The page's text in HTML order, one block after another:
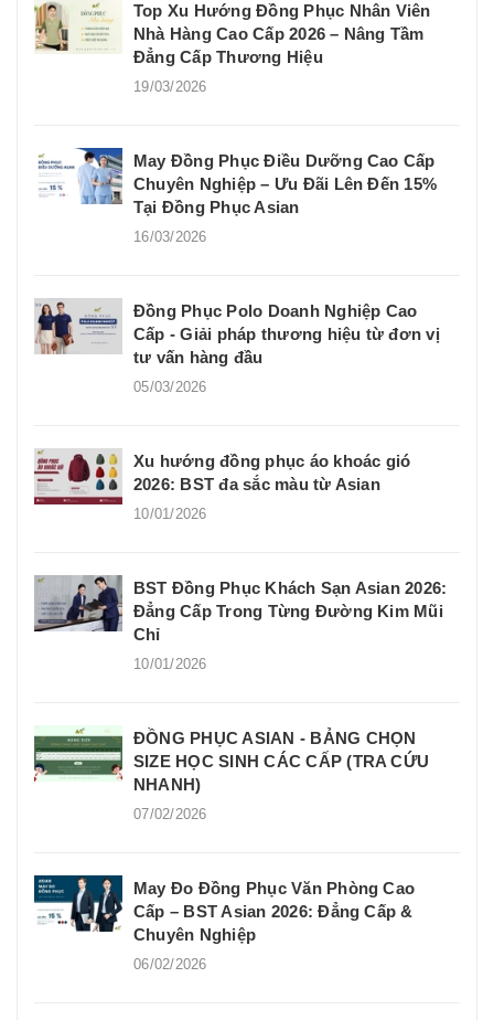
Top Xu Hướng Đồng Phục Nhân Viên
Nhà Hàng Cao Cấp 2026 – Nâng Tầm
Đẳng Cấp Thương Hiệu
19/03/2026
May Đồng Phục Điều Dưỡng Cao Cấp
Chuyên Nghiệp – Ưu Đãi Lên Đến 15%
Tại Đồng Phục Asian
16/03/2026
Đồng Phục Polo Doanh Nghiệp Cao
Cấp - Giải pháp thương hiệu từ đơn vị
tư vấn hàng đầu
05/03/2026
Xu hướng đồng phục áo khoác gió
2026: BST đa sắc màu từ Asian
10/01/2026
BST Đồng Phục Khách Sạn Asian 2026:
Đẳng Cấp Trong Từng Đường Kim Mũi
Chỉ
10/01/2026
ĐỒNG PHỤC ASIAN - BẢNG CHỌN
SIZE HỌC SINH CÁC CẤP (TRA CỨU
NHANH)
07/02/2026
May Đo Đồng Phục Văn Phòng Cao
Cấp – BST Asian 2026: Đẳng Cấp &
Chuyên Nghiệp
06/02/2026